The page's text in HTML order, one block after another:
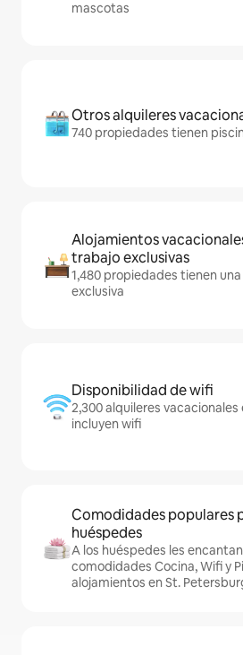
mascotas
Otros alquileres
740 propiedades tienen
Alojamientos
trabajo exclusivas
1,480 propiedades tienen
exclusiva
Disponibilidad de wifi
2,300 alquileres vacacionales
incluyen wifi
Comodidades populares
huéspedes
A los huéspedes les
comodidades Cocina, Wifi y
alojamientos en St.